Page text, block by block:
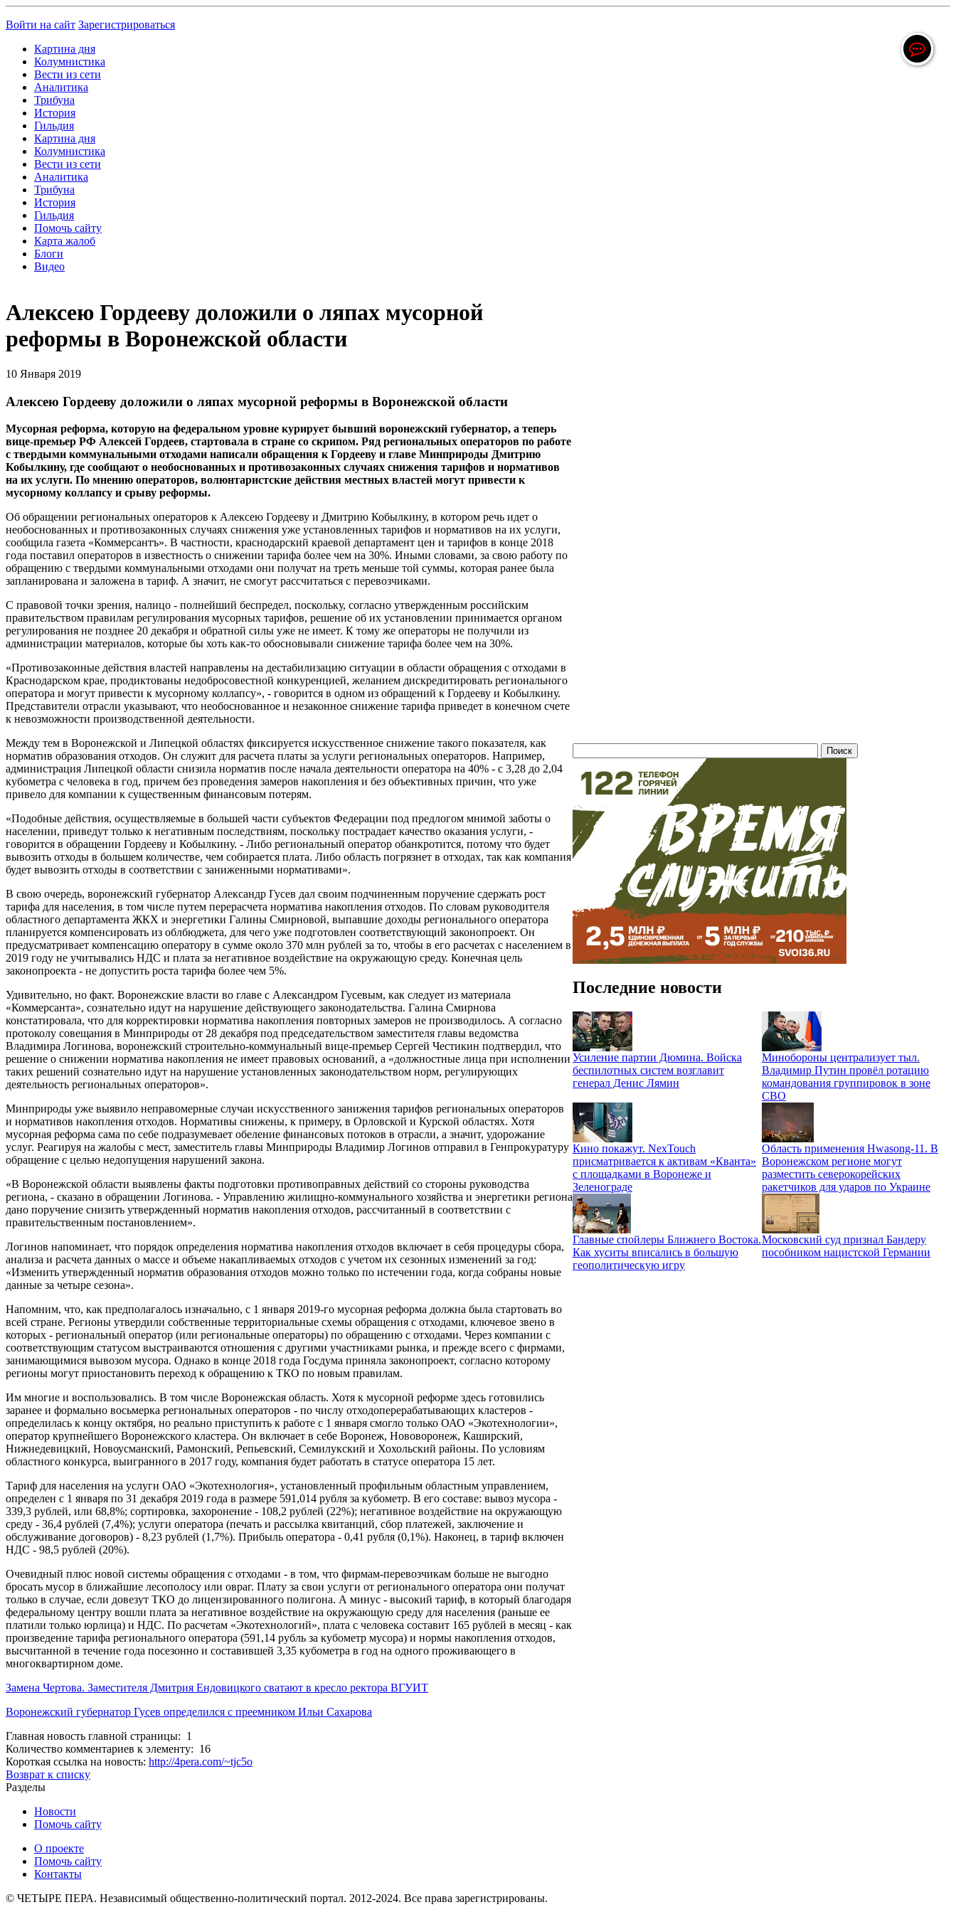
Войти на сайт Зарегистрироваться
Картина дня
Колумнистика
Вести из сети
Аналитика
Трибуна
История
Гильдия
Картина дня
Колумнистика
Вести из сети
Аналитика
Трибуна
История
Гильдия
Помочь сайту
Карта жалоб
Блоги
Видео
Алексею Гордееву доложили о ляпах мусорной
реформы в Воронежской области
10 Января 2019
Алексею Гордееву доложили о ляпах мусорной реформы в Воронежской области
Мусорная реформа, которую на федеральном уровне курирует бывший воронежский губернатор, а теперь
вице-премьер РФ Алексей Гордеев, стартовала в стране со скрипом. Ряд региональных операторов по работе
с твердыми коммунальными отходами написали обращения к Гордееву и главе Минприроды Дмитрию
Кобылкину, где сообщают о необоснованных и противозаконных случаях снижения тарифов и нормативов
на их услуги. По мнению операторов, волюнтаристские действия местных властей могут привести к
мусорному коллапсу и срыву реформы.
Об обращении региональных операторов к Алексею Гордееву и Дмитрию Кобылкину, в котором речь идет о
необоснованных и противозаконных случаях снижения уже установленных тарифов и нормативов на их услуги,
сообщила газета «Коммерсантъ». В частности, краснодарский краевой департамент цен и тарифов в конце 2018
года поставил операторов в известность о снижении тарифа более чем на 30%. Иными словами, за свою работу по
обращению с твердыми коммунальными отходами они получат на треть меньше той суммы, которая ранее была
запланирована и заложена в тариф. А значит, не смогут рассчитаться с перевозчиками.
С правовой точки зрения, налицо - полнейший беспредел, поскольку, согласно утвержденным российским
правительством правилам регулирования мусорных тарифов, решение об их установлении принимается органом
регулирования не позднее 20 декабря и обратной силы уже не имеет. К тому же операторы не получили из
администрации материалов, которые бы хоть как-то обосновывали снижение тарифа более чем на 30%.
«Противозаконные действия властей направлены на дестабилизацию ситуации в области обращения с отходами в
Краснодарском крае, продиктованы недобросовестной конкуренцией, желанием дискредитировать регионального
оператора и могут привести к мусорному коллапсу», - говорится в одном из обращений к Гордееву и Кобылкину.
Представители отрасли указывают, что необоснованное и незаконное снижение тарифа приведет в конечном счете
к невозможности производственной деятельности.
Между тем в Воронежской и Липецкой областях фиксируется искусственное снижение такого показателя, как
норматив образования отходов. Он служит для расчета платы за услуги региональных операторов. Например,
администрация Липецкой области снизила норматив после начала деятельности оператора на 40% - с 3,28 до 2,04
кубометра с человека в год, причем без проведения замеров накопления и без объективных причин, что уже
привело для компании к существенным финансовым потерям.
«Подобные действия, осуществляемые в большей части субъектов Федерации под предлогом мнимой заботы о
населении, приведут только к негативным последствиям, поскольку пострадает качество оказания услуги, -
говорится в обращении Гордееву и Кобылкину. - Либо региональный оператор обанкротится, потому что будет
вывозить отходы в большем количестве, чем собирается плата. Либо область погрязнет в отходах, так как компания
будет вывозить отходы в соответствии с заниженными нормативами».
В свою очередь, воронежский губернатор Александр Гусев дал своим подчиненным поручение сдержать рост
тарифа для населения, в том числе путем перерасчета норматива накопления отходов. По словам руководителя
областного департамента ЖКХ и энергетики Галины Смирновой, выпавшие доходы регионального оператора
планируется компенсировать из облбюджета, для чего уже подготовлен соответствующий законопроект. Он
предусматривает компенсацию оператору в сумме около 370 млн рублей за то, чтобы в его расчетах с населением в
2019 году не учитывались НДС и плата за негативное воздействие на окружающую среду. Конечная цель
законопроекта - не допустить роста тарифа более чем 5%.
Удивительно, но факт. Воронежские власти во главе с Александром Гусевым, как следует из материала
«Коммерсанта», сознательно идут на нарушение действующего законодательства. Галина Смирнова
констатировала, что для корректировки норматива накопления повторных замеров не производилось. А согласно
протоколу совещания в Минприроды от 28 декабря под председательством заместителя главы ведомства
Владимира Логинова, воронежский строительно-коммунальный вице-премьер Сергей Честикин подтвердил, что
решение о снижении норматива накопления не имеет правовых оснований, а «должностные лица при исполнении
таких решений сознательно идут на нарушение установленных законодательством норм, регулирующих
деятельность региональных операторов».
Минприроды уже выявило неправомерные случаи искусственного занижения тарифов региональных операторов
и нормативов накопления отходов. Нормативы снижены, к примеру, в Орловской и Курской областях. Хотя
мусорная реформа сама по себе подразумевает обеление финансовых потоков в отрасли, а значит, удорожание
услуг. Реагируя на жалобы с мест, заместитель главы Минприроды Владимир Логинов отправил в Генпрокуратуру
обращение с целью недопущения нарушений закона.
«В Воронежской области выявлены факты подготовки противоправных действий со стороны руководства
региона, - сказано в обращении Логинова. - Управлению жилищно-коммунального хозяйства и энергетики региона
дано поручение снизить утвержденный норматив накопления отходов, рассчитанный в соответствии с
правительственным постановлением».
Логинов напоминает, что порядок определения норматива накопления отходов включает в себя процедуры сбора,
анализа и расчета данных о массе и объеме накапливаемых отходов с учетом их сезонных изменений за год:
«Изменить утвержденный норматив образования отходов можно только по истечении года, когда собраны новые
данные за четыре сезона».
Напомним, что, как предполагалось изначально, с 1 января 2019-го мусорная реформа должна была стартовать во
всей стране. Регионы утвердили собственные территориальные схемы обращения с отходами, ключевое звено в
которых - региональный оператор (или региональные операторы) по обращению с отходами. Через компании с
соответствующим статусом выстраиваются отношения с другими участниками рынка, и прежде всего с фирмами,
занимающимися вывозом мусора. Однако в конце 2018 года Госдума приняла законопроект, согласно которому
регионы могут приостановить переход к обращению к ТКО по новым правилам.
Им многие и воспользовались. В том числе Воронежская область. Хотя к мусорной реформе здесь готовились
заранее и формально восьмерка региональных операторов - по числу отходоперерабатывающих кластеров -
определилась к концу октября, но реально приступить к работе с 1 января смогло только ОАО «Экотехнологии»,
оператор крупнейшего Воронежского кластера. Он включает в себе Воронеж, Нововоронеж, Каширский,
Нижнедевицкий, Новоусманский, Рамонский, Репьевский, Семилукский и Хохольский районы. По условиям
областного конкурса, выигранного в 2017 году, компания будет работать в статусе оператора 15 лет.
Тариф для населения на услуги ОАО «Экотехнология», установленный профильным областным управлением,
определен с 1 января по 31 декабря 2019 года в размере 591,014 рубля за кубометр. В его составе: вывоз мусора -
339,3 рублей, или 68,8%; сортировка, захоронение - 108,2 рублей (22%); негативное воздействие на окружающую
среду - 36,4 рублей (7,4%); услуги оператора (печать и рассылка квитанций, сбор платежей, заключение и
обслуживание договоров) - 8,23 рублей (1,7%). Прибыль оператора - 0,41 рубля (0,1%). Наконец, в тариф включен
НДС - 98,5 рублей (20%).
Очевидный плюс новой системы обращения с отходами - в том, что фирмам-перевозчикам больше не выгодно
бросать мусор в ближайшие лесополосу или овраг. Плату за свои услуги от регионального оператора они получат
только в случае, если довезут ТКО до лицензированного полигона. А минус - высокий тариф, в который благодаря
федеральному центру вошли плата за негативное воздействие на окружающую среду для населения (раньше ее
платили только юрлица) и НДС. По расчетам «Экотехнологий», плата с человека составит 165 рублей в месяц - как
произведение тарифа регионального оператора (591,14 рубль за кубометр мусора) и нормы накопления отходов,
высчитанной в течение года посезонно и составившей 3,35 кубометра в год на одного проживающего в
многоквартирном доме.
Замена Чертова. Заместителя Дмитрия Ендовицкого сватают в кресло ректора ВГУИТ
Воронежский губернатор Гусев определился с преемником Ильи Сахарова
Главная новость главной страницы: 1
Количество комментариев к элементу: 16
Короткая ссылка на новость: http://4pera.com/~tjc5o
Возврат к списку
Последние новости
Усиление партии Дюмина. Войска
беспилотных систем возглавит
генерал Денис Лямин
Минобороны централизует тыл.
Владимир Путин провёл ротацию
командования группировок в зоне
СВО
Кино покажут. NexTouch
присматривается к активам «Кванта»
с площадками в Воронеже и
Зеленограде
Область применения Hwasong-11. В
Воронежском регионе могут
разместить северокорейских
ракетчиков для ударов по Украине
Главные спойлеры Ближнего Востока.
Как хуситы вписались в большую
геополитическую игру
Московский суд признал Бандеру
пособником нацистской Германии
Разделы
Новости
Помочь сайту
О проекте
Помочь сайту
Контакты
© ЧЕТЫРЕ ПЕРА. Независимый общественно-политический портал. 2012-2024. Все права зарегистрированы.